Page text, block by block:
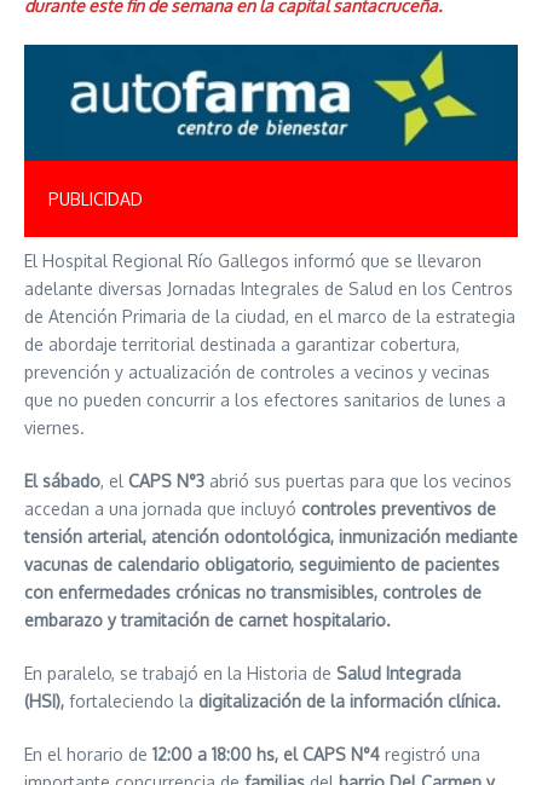
durante este fin de semana en la capital santacruceña.
PUBLICIDAD
El Hospital Regional Río Gallegos informó que se llevaron
adelante diversas Jornadas Integrales de Salud en los Centros
de Atención Primaria de la ciudad, en el marco de la estrategia
de abordaje territorial destinada a garantizar cobertura,
prevención y actualización de controles a vecinos y vecinas
que no pueden concurrir a los efectores sanitarios de lunes a
viernes.
El sábado, el CAPS N°3 abrió sus puertas para que los vecinos
accedan a una jornada que incluyó controles preventivos de
tensión arterial, atención odontológica, inmunización mediante
vacunas de calendario obligatorio, seguimiento de pacientes
con enfermedades crónicas no transmisibles, controles de
embarazo y tramitación de carnet hospitalario.
En paralelo, se trabajó en la Historia de Salud Integrada
(HSI), fortaleciendo la digitalización de la información clínica.
En el horario de 12:00 a 18:00 hs, el CAPS N°4 registró una